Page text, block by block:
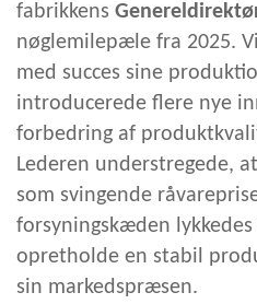
fabrikkens
nøglemilepæle fra 2025.
med succes sine
introducerede flere nye
forbedring af
Lederen understregede,
som svingende
forsyningskæden
opretholde en stabil
sin markedspræsen.